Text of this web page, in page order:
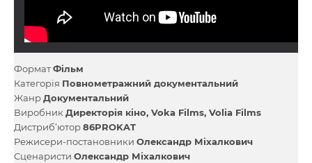
ФорматФільм
Категорія Повнометражний документальний
ЖанрДокументальний
Виробник Директорія кіно Voka Films Volia Films
Дистриб’ютор86PROKAT
Режисери-постановники Олександр Міхалкович
Сценаристи Олександр Міхалкович